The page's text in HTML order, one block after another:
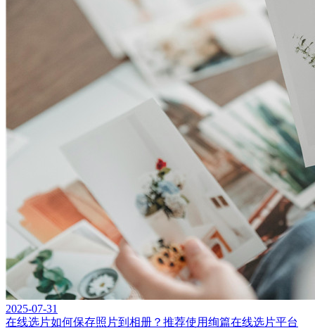
2025-07-31
在线选片如何保存照片到相册？推荐使用绚篇在线选片平台